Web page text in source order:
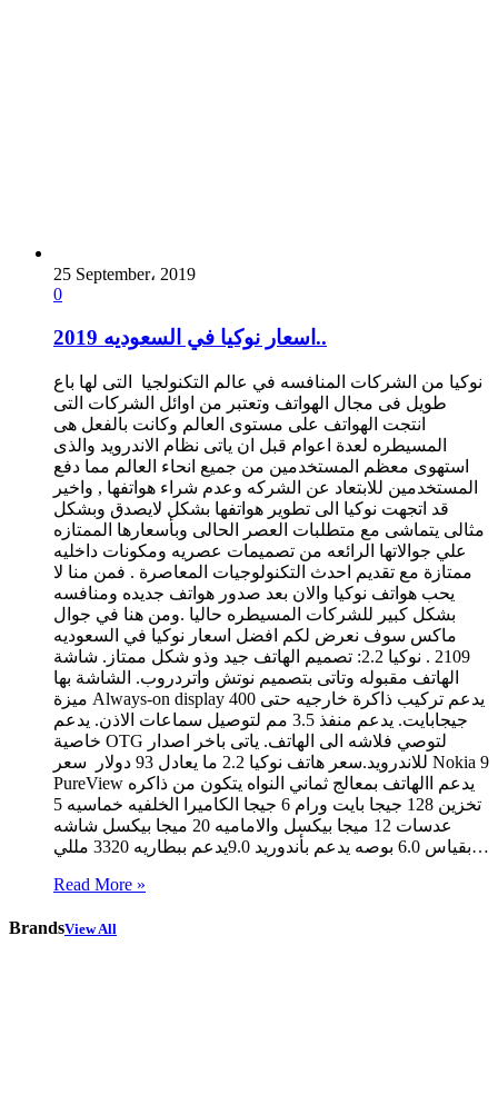
25 September، 2019
0
اسعار نوكيا في السعوديه 2019..
نوكيا من الشركات المنافسه في عالم التكنولجيا التى لها باع
طويل فى مجال الهواتف وتعتبر من اوائل الشركات التى
انتجت الهواتف على مستوى العالم وكانت بالفعل هى
المسيطره لعدة اعوام قبل ان ياتى نظام الاندرويد والذى
استهوى معظم المستخدمين من جميع انحاء العالم مما دفع
المستخدمين للابتعاد عن الشركه وعدم شراء هواتفها , واخير
قد اتجهت نوكيا الى تطوير هواتفها بشكل لايصدق وبشكل
مثالى يتماشى مع متطلبات العصر الحالى وبأسعارها الممتازه
علي جوالاتها الرائعه من تصميمات عصريه ومكونات داخليه
ممتازة مع تقديم احدث التكنولوجيات المعاصرة . فمن منا لا
يحب هواتف نوكيا والان بعد صدور هواتف جديده ومنافسه
بشكل كبير للشركات المسيطره حاليا .ومن هنا في جوال
ماكس سوف نعرض لكم افضل اسعار نوكيا في السعوديه
2109 . نوكيا 2.2: تصميم الهاتف جيد وذو شكل ممتاز. شاشة
الهاتف مقبوله وتاتى بتصميم نوتش واتردروب. الشاشة بها
ميزة Always-on display يدعم تركيب ذاكرة خارجيه حتى 400
جيجابايت. يدعم منفذ 3.5 مم لتوصيل سماعات الاذن. يدعم
خاصية OTG لتوصي فلاشه الى الهاتف. ياتى باخر اصدار
للاندرويد.سعر هاتف نوكيا 2.2 ما يعادل 93 دولار سعر Nokia 9
PureView يدعم االهاتف بمعالج ثماني النواه يتكون من ذاكره
تخزين 128 جيجا بايت ورام 6 جيجا الكاميرا الخلفيه خماسيه 5
عدسات 12 ميجا بيكسل والاماميه 20 ميجا بيكسل شاشه
بقياس 6.0 بوصه يدعم بأندوريد 9.0يدعم ببطاريه 3320 مللي…
Read More »
BrandsView All